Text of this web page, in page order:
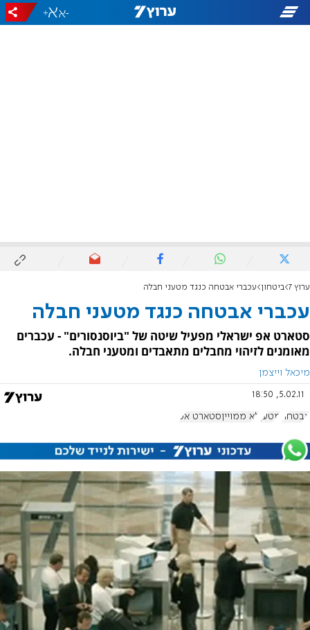
-
+
ערוץ 7 ביטחון עכברי אבטחה כנגד מטעני חבלה
עכברי אבטחה כנגד מטעני חבלה
סטארט אפ ישראלי מפעיל שיטה של "ביוסנסורים" - עכברים
מאומנים לזיהוי מחבלים מתאבדים ומטעני חבלה.
מיכאל וייצמן
5.02.11, 18:50
אבטחה מטען לא ממוייןסטארט אפ